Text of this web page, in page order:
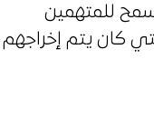
للمتهمين
كان يتم إخراجهم